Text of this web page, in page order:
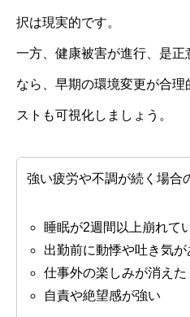
択は現実的です。
一方、健康被害が進行、是
なら、早期の環境変更が合
ストも可視化しましょう。
強い疲労や不調が続く場合
睡眠が2週間以上崩れて
出勤前に動悸や吐き気が
仕事外の楽しみが消えた
自責や絶望感が強い